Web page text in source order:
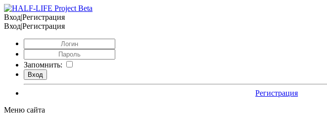
Вход|Регистрация
Вход|Регистрация
Запомнить:
Регистрация
Меню сайта